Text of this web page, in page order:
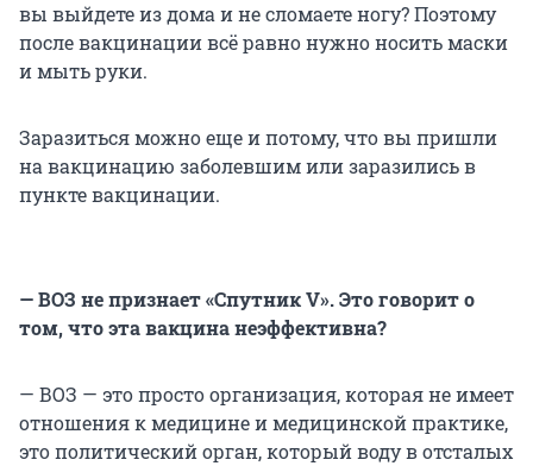
вы выйдете из дома и не сломаете ногу? Поэтому
после вакцинации всё равно нужно носить маски
и мыть руки.
Заразиться можно еще и потому, что вы пришли
на вакцинацию заболевшим или заразились в
пункте вакцинации.
— ВОЗ не признает «Спутник V». Это говорит о
том, что эта вакцина неэффективна?
— ВОЗ — это просто организация, которая не имеет
отношения к медицине и медицинской практике,
это политический орган, который воду в отсталых